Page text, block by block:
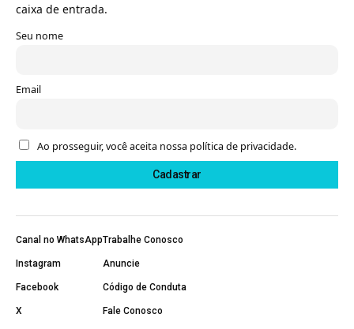
caixa de entrada.
Seu nome
Email
Ao prosseguir, você aceita nossa política de privacidade.
Canal no WhatsApp
Instagram
Facebook
X
Trabalhe Conosco
Anuncie
Código de Conduta
Fale Conosco